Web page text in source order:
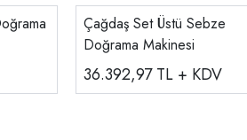
Çağdaş Set Üstü Sebze
Doğrama Makinesi
36.392,97TL + KDV